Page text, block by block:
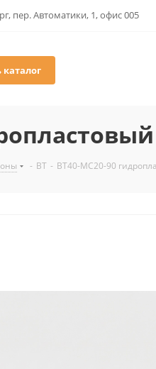
пер. Автоматики, 1, офис 005
- BT - BT40-MC20-90